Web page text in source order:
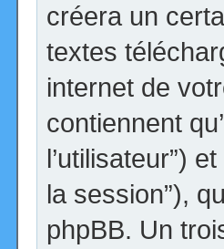
créera un
textes
internet de
contiennent
l’utilisateur”)
la session”),
phpBB. Un